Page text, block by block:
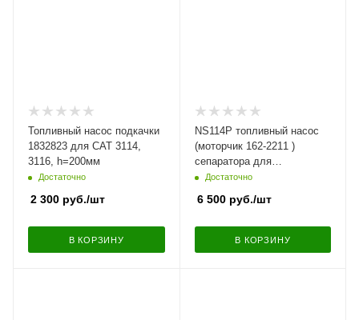
Топливный насос подкачки
1832823 для CAT 3114,
3116, h=200мм
Достаточно
2 300 руб./шт
В КОРЗИНУ
NS114P топливный насос
(моторчик 162-2211 )
сепаратора для
CATERPILLAR (ан. 190-
3261643 ), 24В
Достаточно
6 500руб./шт
В КОРЗИНУ